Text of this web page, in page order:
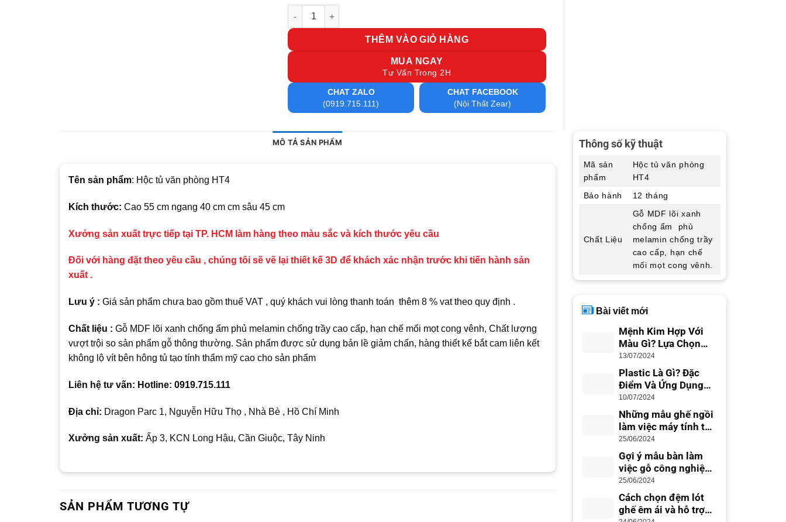
Hộc tủ văn phòng HT4 số lượng
THÊM VÀO GIỎ HÀNG
MUA NGAY
Tư Vấn Trong 2H
CHAT ZALO
(0919.715.111)
CHAT FACEBOOK
(Nội Thất Zear)
MÔ TẢ SẢN PHẨM
Tên sản phẩm: Hộc tủ văn phòng HT4
Kích thước: Cao 55 cm ngang 40 cm cm sâu 45 cm
Xưởng sản xuất trực tiếp tại TP. HCM làm hàng theo màu sắc và kích thước yêu cầu
Đối với hàng đặt theo yêu cầu , chúng tôi sẽ vẽ lại thiết kế 3D để khách xác nhận trước khi tiến hành sản
xuất .
Lưu ý : Giá sản phẩm chưa bao gồm thuế VAT , quý khách vui lòng thanh toán thêm 8 % vat theo quy định .
Chất liệu : Gỗ MDF lõi xanh chống ẩm phủ melamin chống trầy cao cấp, hạn chế mối mọt cong vênh, Chất lượng
vượt trội so sản phẩm gỗ thông thường. Sản phẩm được sử dụng bản lề giảm chấn, hàng thiết kế bắt cam liên kết
không lộ vít bên hông tủ tạo tính thẩm mỹ cao cho sản phẩm
Liên hệ tư vấn: Hotline: 0919.715.111
Địa chỉ: Dragon Parc 1, Nguyễn Hữu Thọ , Nhà Bè , Hồ Chí Minh
Xưởng sản xuất: Ấp 3, KCN Long Hậu, Cần Giuộc, Tây Ninh
SẢN PHẨM TƯƠNG TỰ
Thông số kỹ thuật
Mã sản
phẩm
Hộc tủ văn phòng
HT4
Bảo hành
12 tháng
Chất Liệu
Gỗ MDF lõi xanh
chống ẩm phủ
melamin chống trầy
cao cấp, hạn chế
mối mọt cong vênh.
Bài viết mới
Mệnh Kim Hợp Với
Màu Gì? Lựa Chọn
Màu Sắc Phong Thủy
13/07/2024
Plastic Là Gì? Đặc
Điểm Và Ứng Dụng
Trong Cuộc Sống
10/07/2024
Những mẫu ghế ngồi
làm việc máy tính tốt
nhất cho dân văn
phòng
25/06/2024
Gợi ý mẫu bàn làm
việc gỗ công nghiệp
đẹp hiện đại
25/06/2024
Cách chọn đệm lót
ghế êm ái và hỗ trợ